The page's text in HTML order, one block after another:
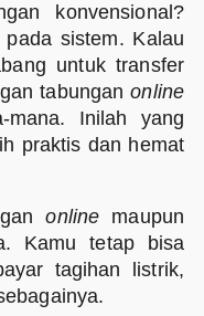
konvensional?
sistem. Kalau
untuk transfer
tabunganonline
Inilah yang
praktis dan hemat
online maupun
Kamu tetap bisa
tagihan listrik,